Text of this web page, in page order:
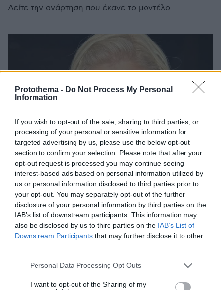
Protothema - Do Not Process My Personal
Information
If you wish to opt-out of the sale, sharing to third parties, or
processing of your personal or sensitive information for
targeted advertising by us, please use the below opt-out
section to confirm your selection. Please note that after your
opt-out request is processed you may continue seeing
interest-based ads based on personal information utilized by
us or personal information disclosed to third parties prior to
your opt-out. You may separately opt-out of the further
disclosure of your personal information by third parties on the
IAB’s list of downstream participants. This information may
also be disclosed by us to third parties on the IAB’s List of
Downstream Participants that may further disclose it to other
Please note that this website/app uses one or more Google
not limited to your visit or usage behaviour. You may click to
Personal Data Processing Opt Outs
I want to opt-out of the Sharing of my
Δείτε την ανάρτηση που έκανε το μοντέλο
Η Σοφία Χατζηπαντελή φωτογραφίζεται με εσώρουχα
Δείτε το story που ανάρτησε στο Instagram
30.04.2024, 19:37 17